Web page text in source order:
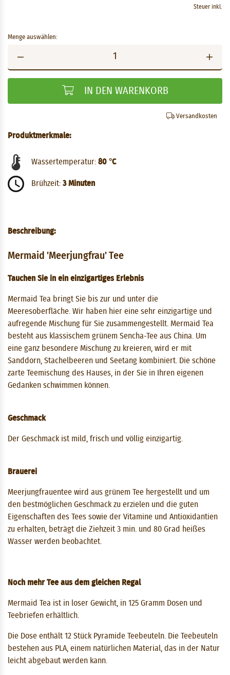
Steuer inkl.
Menge auswählen:
IN DEN WARENKORB
Versandkosten
Produktmerkmale:
Wassertemperatur: 80 °C
Brühzeit: 3 Minuten
Beschreibung:
Mermaid 'Meerjungfrau' Tee
Tauchen Sie in ein einzigartiges Erlebnis
Mermaid Tea bringt Sie bis zur und unter die
Meeresoberfläche. Wir haben hier eine sehr einzigartige und
aufregende Mischung für Sie zusammengestellt. Mermaid Tea
besteht aus klassischem grünem Sencha-Tee aus China. Um
eine ganz besondere Mischung zu kreieren, wird er mit
Sanddorn, Stachelbeeren und Seetang kombiniert. Die schöne
zarte Teemischung des Hauses, in der Sie in Ihren eigenen
Gedanken schwimmen können.
Geschmack
Der Geschmack ist mild, frisch und völlig einzigartig.
Brauerei
Meerjungfrauentee wird aus grünem Tee hergestellt und um
den bestmöglichen Geschmack zu erzielen und die guten
Eigenschaften des Tees sowie der Vitamine und Antioxidantien
zu erhalten, beträgt die Ziehzeit 3 ​​min. und 80 Grad heißes
Wasser werden beobachtet.
Noch mehr Tee aus dem gleichen Regal
Mermaid Tea ist in loser Gewicht, in 125 Gramm Dosen und
Teebriefen erhältlich.
Die Dose enthält 12 Stück Pyramide Teebeuteln. Die Teebeuteln
bestehen aus PLA, einem natürlichen Material, das in der Natur
leicht abgebaut werden kann.